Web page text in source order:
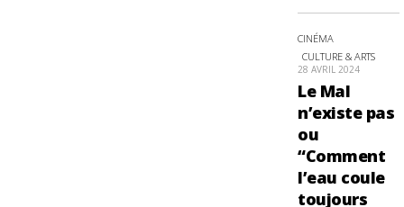
CINÉMA
CULTURE & ARTS
28 AVRIL 2024
Le Mal
n’existe pas
ou
“Comment
l’eau coule
toujours